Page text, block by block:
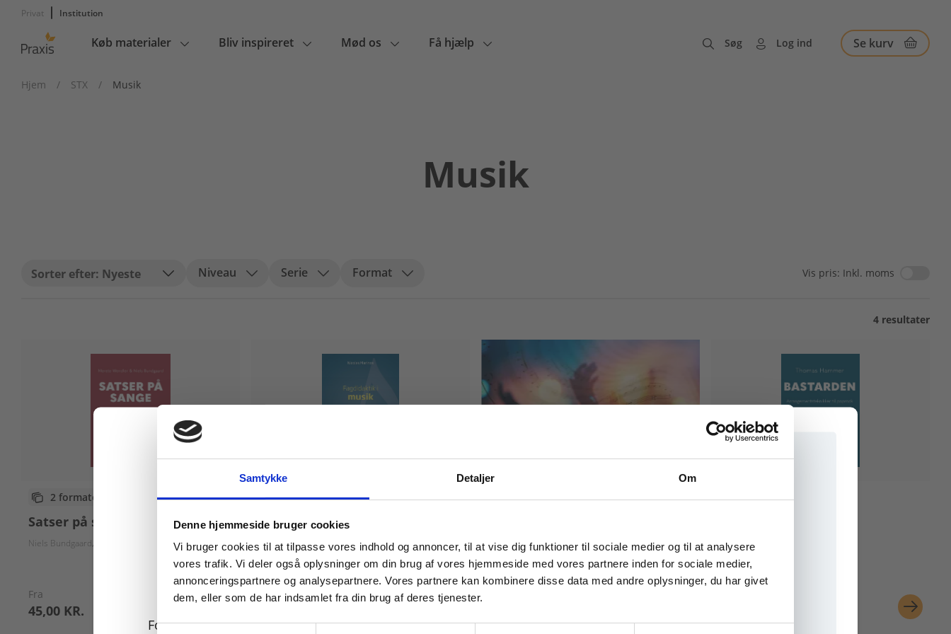
Samtykke Detaljer Om
Denne hjemmeside bruger cookies
Vi bruger cookies til at tilpasse vores indhold og annoncer, til at vise dig funktioner til sociale medier og til at analysere
vores trafik. Vi deler også oplysninger om din brug af vores hjemmeside med vores partnere inden for sociale medier,
annonceringspartnere og analysepartnere. Vores partnere kan kombinere disse data med andre oplysninger, du har givet
dem, eller som de har indsamlet fra din brug af deres tjenester.
Samtykkevalg
Privat Institution
Main
Køb materialer Bliv inspireret Mød os Få hjælp Søg Log ind Se kurv
Hjem / STX / Musik
Musik
Nyeste Niveau Serie Format Vis pris: Inkl. moms
4 resultater
2 formater
Satser på sange
Niels Bundgaard
Fra
45,00 KR.
eBog+
Fagdidaktik i musik
Nicolas Marinos
Fra
2 formater
Thomas Hammer
Køb læremidler og find masterclasses mm.
For privatkunder og
For institutioner og
Tilgå dine onlinematerialer